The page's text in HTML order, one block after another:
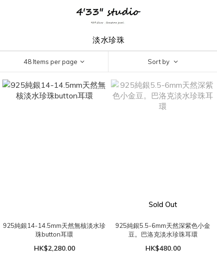
淡水珍珠
48 Items per page Sort by
925純銀14-14.5mm天然無核淡水珍
珠button耳環
HK$2,280.00
Sold Out
925純銀5.5-6mm天然深紫色小金
豆。巴洛克淡水珍珠耳環
HK$480.00